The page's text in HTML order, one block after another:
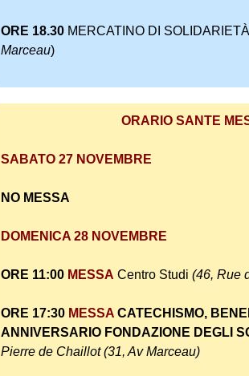
ORE 18.30 MERCATINO DI
Marceau)
ORARIO SANTE
SABATO 27 NOVEMBRE
NO MESSA
DOMENICA 28 NOVEMBRE
ORE 11:00 MESSA Centro Studi (46, Rue
ORE 17:30 MESSA CATECHISMO,
ANNIVERSARIO FONDAZIONE DEGLI
Pierre de Chaillot (31, Av Marceau)